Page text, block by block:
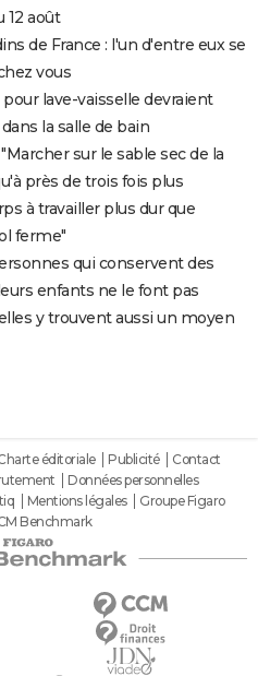
12 août
de France : l'un d'entre eux se
vous
lave-vaisselle devraient
la salle de bain
sur le sable sec de la
près de trois fois plus
à travailler plus dur que
ferme"
qui conservent des
enfants ne le font pas
y trouvent aussi un moyen
éditoriale Publicité
Contact
Données personnelles
Mentions légales
Groupe Figaro
Benchmark